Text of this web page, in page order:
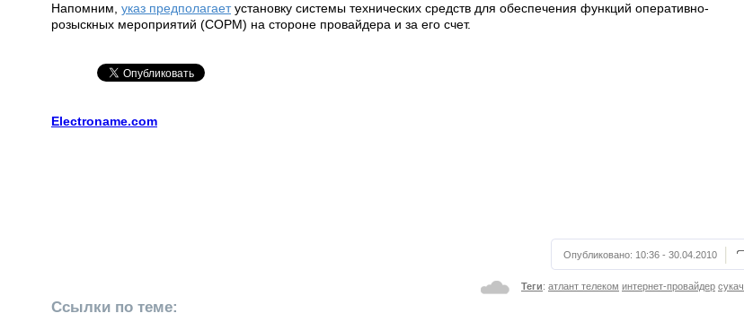
Напомним, указ предполагаетустановку cистемы технических средств для обеспечения функций оперативно-
розыскных мероприятий (СОРМ) на стороне провайдера и за его счет.
Electroname.com
Опубликовано: 10:36 - 30.04.2010
Теги: атлант телеком интернет-провайдер сукач
Ссылки по теме: